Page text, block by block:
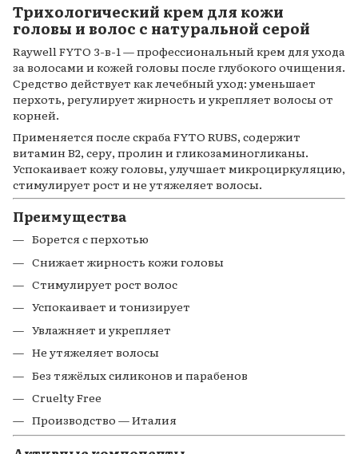
Трихологический крем для кожи
головы и волос с натуральной серой
Raywell FYTO 3-в-1 — профессиональный крем для ухода
за волосами и кожей головы после глубокого очищения.
Средство действует как лечебный уход: уменьшает
перхоть, регулирует жирность и укрепляет волосы от
корней.
Применяется после скраба FYTO RUBS, содержит
витамин B2, серу, пролин и гликозаминогликаны.
Успокаивает кожу головы, улучшает микроциркуляцию,
стимулирует рост и не утяжеляет волосы.
Преимущества
Борется с перхотью
Снижает жирность кожи головы
Стимулирует рост волос
Успокаивает и тонизирует
Увлажняет и укрепляет
Не утяжеляет волосы
Без тяжёлых силиконов и парабенов
Cruelty Free
Производство — Италия